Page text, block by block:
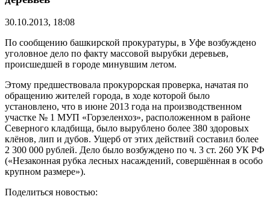
30.10.2013, 18:08
По сообщению башкирской прокуратуры, в Уфе возбуждено
уголовное дело по факту массовой вырубки деревьев,
происшедшей в городе минувшим летом.
Этому предшествовала прокурорская проверка, начатая по
обращению жителей города, в ходе которой было
установлено, что в июне 2013 года на производственном
участке № 1 МУП «Горзеленхоз», расположенном в районе
Северного кладбища, было вырублено более 380 здоровых
клёнов, лип и дубов. Ущерб от этих действий составил более
2 300 000 рублей. Дело было возбуждено по ч. 3 ст. 260 УК РФ
(«Незаконная рубка лесных насаждений, совершённая в особо
крупном размере»).
Поделиться новостью: